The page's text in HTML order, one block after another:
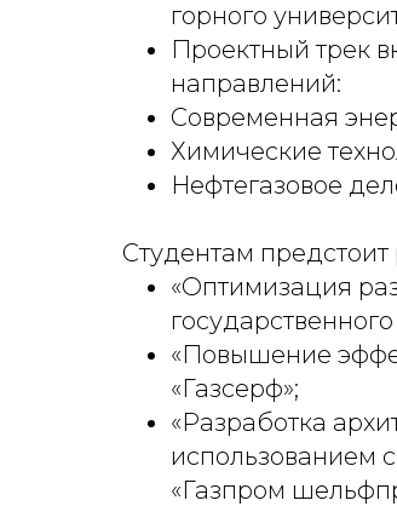
горного
Проектный трек
направлений:
Современная
Химические
Нефтегазовое
Студентам
«Оптимизация
«Повышение
«Газсерф»;
«Разработка
использованием
«Газпром